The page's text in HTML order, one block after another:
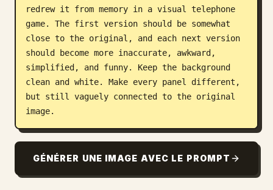
Mises à jour
redrew it from memory in a visual telephone
game. The first version should be somewhat
close to the original, and each next version
should become more inaccurate, awkward,
simplified, and funny. Keep the background
clean and white. Make every panel different,
but still vaguely connected to the original
image.
GÉNÉRER UNE IMAGE AVEC LE PROMPT